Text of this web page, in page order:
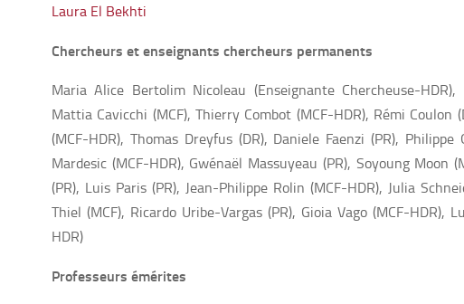
Laura El Bekhti
Chercheurs et enseignants chercheurs permanents
Maria Alice Bertolim Nicoleau (Enseignante Chercheuse-
Mattia Cavicchi (MCF), Thierry Combot (MCF-HDR), Rémi
(MCF-HDR), Thomas Dreyfus (DR), Daniele Faenzi (PR),
Mardesic (MCF-HDR), Gwénaël Massuyeau (PR), Soyoung Moon
(PR), Luis Paris (PR), Jean-Philippe Rolin (MCF-HDR), Julia
Thiel (MCF), Ricardo Uribe-Vargas (PR), Gioia Vago (MCF-HDR),
HDR)
Professeurs émérites